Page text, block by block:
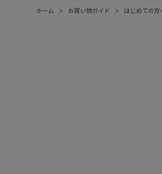
ホーム お買い物ガイド はじめての方